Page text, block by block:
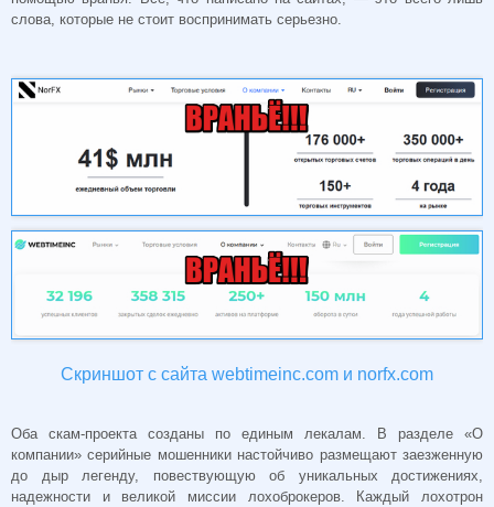
слова, которые не стоит воспринимать серьезно.
Скриншот с сайта webtimeinc.com и norfx.com
Оба скам-проекта созданы по единым лекалам. В разделе «О
компании» серийные мошенники настойчиво размещают заезженную
до дыр легенду, повествующую об уникальных достижениях,
надежности и великой миссии лохоброкеров. Каждый лохотрон